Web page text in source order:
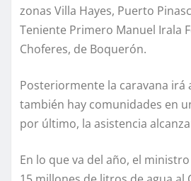
zonas Villa Hayes, Puerto
Teniente Primero Manuel Irala
Choferes, de Boquerón.
Posteriormente la caravana irá
también hay comunidades en
por último, la asistencia
En lo que va del año, el